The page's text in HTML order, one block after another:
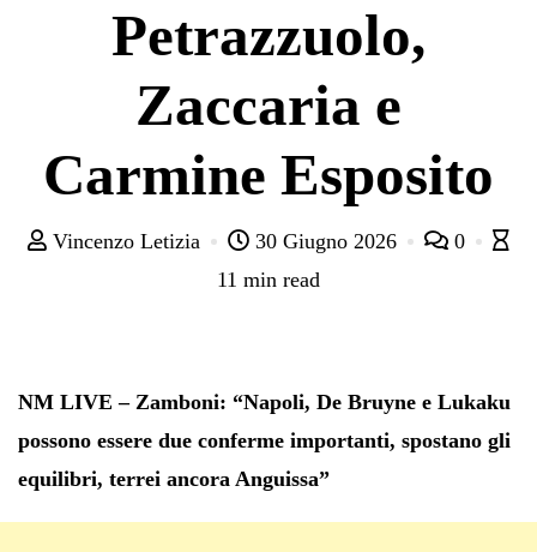
Petrazzuolo,
Zaccaria e
Carmine Esposito
Vincenzo Letizia 30 Giugno 2026
0
11 min read
NM LIVE – Zamboni: “Napoli, De Bruyne e Lukaku
possono essere due conferme importanti, spostano gli
equilibri, terrei ancora Anguissa”